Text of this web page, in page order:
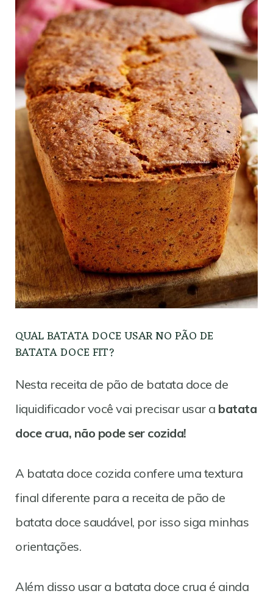
QUAL BATATA DOCE USAR NO PÃO DE
BATATA DOCE FIT?
Nesta receita de pão de batata doce de
liquidificador você vai precisar usar a batata
doce crua, não pode ser cozida!
A batata doce cozida confere uma textura
final diferente para a receita de pão de
batata doce saudável, por isso siga minhas
orientações.
Além disso usar a batata doce crua é ainda